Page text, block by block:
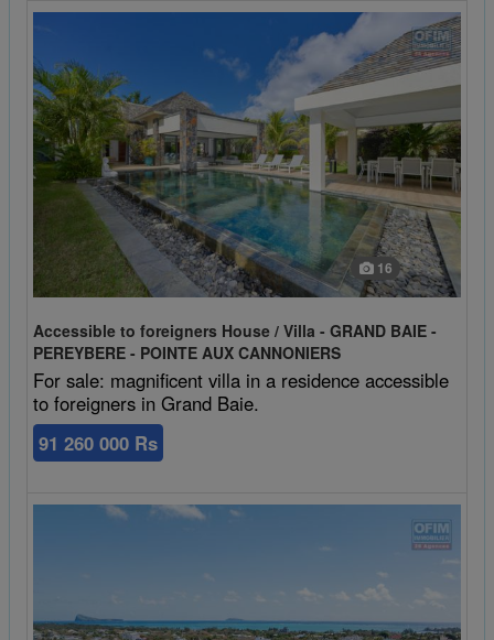
16
Accessible to foreigners House / Villa - GRAND BAIE -
PEREYBERE - POINTE AUX CANNONIERS
For sale: magnificent villa in a residence accessible
to foreigners in Grand Baie.
91 260 000 Rs